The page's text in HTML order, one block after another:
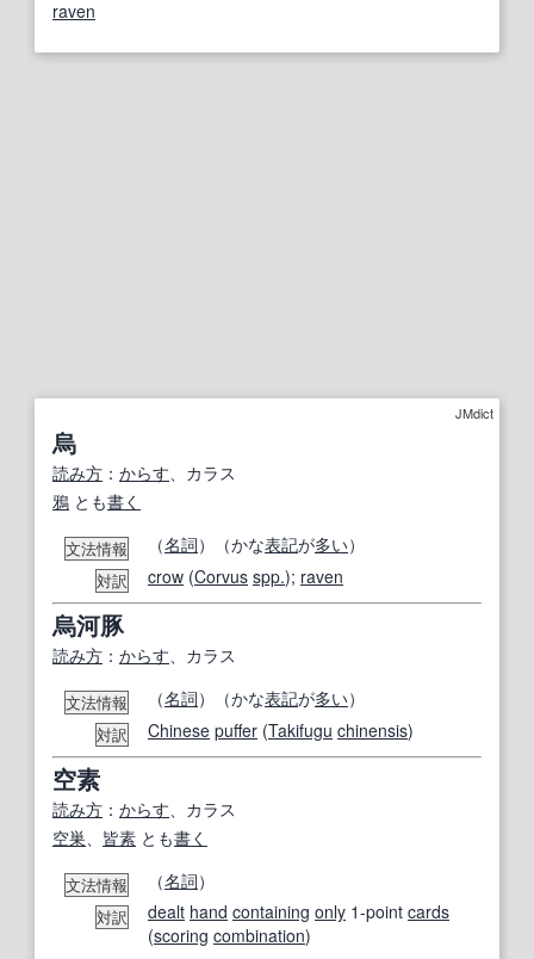
raven
JMdict
烏
読み方 ： からす 、カラス
鴉 とも書く
文法情報 （名詞）（かな表記が多い）
対訳 crow (Corvus spp.); raven
烏河豚
読み方 ： からす 、カラス
文法情報 （名詞）（かな表記が多い）
対訳 Chinese puffer (Takifugu chinensis)
空素
読み方 ： からす 、カラス
空巣
皆素 とも書く
文法情報 （名詞）
対訳 dealt hand containing only 1-point cards
(scoring combination)